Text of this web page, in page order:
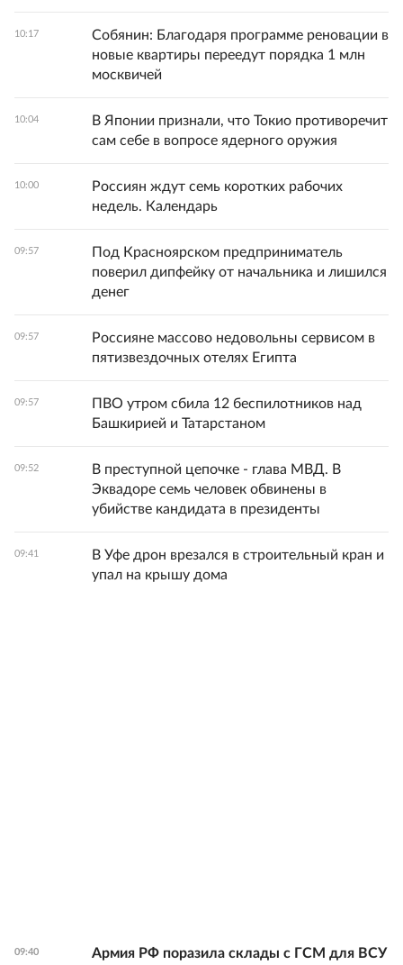
10:17
Собянин: Благодаря программе реновации в
новые квартиры переедут порядка 1 млн
москвичей
10:04
В Японии признали, что Токио противоречит
сам себе в вопросе ядерного оружия
10:00
Россиян ждут семь коротких рабочих
недель. Календарь
09:57
Под Красноярском предприниматель
поверил дипфейку от начальника и лишился
денег
09:57
Россияне массово недовольны сервисом в
пятизвездочных отелях Египта
09:57
ПВО утром сбила 12 беспилотников над
Башкирией и Татарстаном
09:52
В преступной цепочке - глава МВД. В
Эквадоре семь человек обвинены в
убийстве кандидата в президенты
09:41
В Уфе дрон врезался в строительный кран и
упал на крышу дома
09:40
Армия РФ поразила склады с ГСМ для ВСУ